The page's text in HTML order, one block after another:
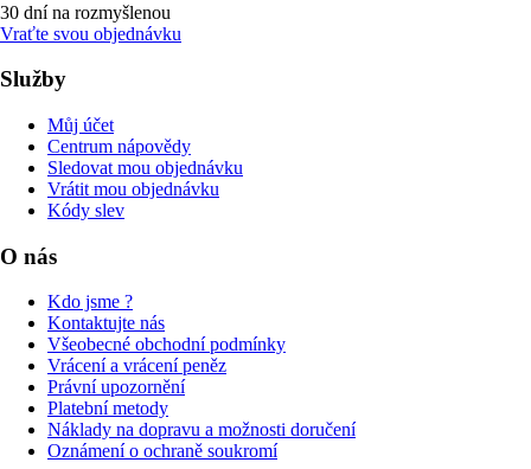
30 dní na rozmyšlenou
Vraťte svou objednávku
Služby
Můj účet
Centrum nápovědy
Sledovat mou objednávku
Vrátit mou objednávku
Kódy slev
O nás
Kdo jsme ?
Kontaktujte nás
Všeobecné obchodní podmínky
Vrácení a vrácení peněz
Právní upozornění
Platební metody
Náklady na dopravu a možnosti doručení
Oznámení o ochraně soukromí